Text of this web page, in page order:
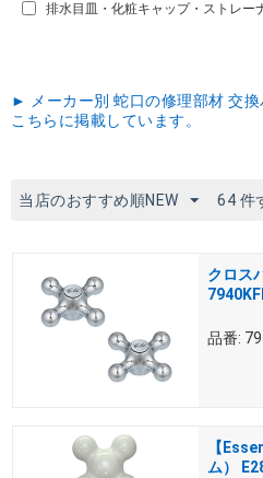
排水目皿・化粧キャップ・ストレー
► メーカー別 蛇口の修理部材 交
こちらに掲載しています。
当店のおすすめ順NEW 64 件
クロス
品番:
【
ム）